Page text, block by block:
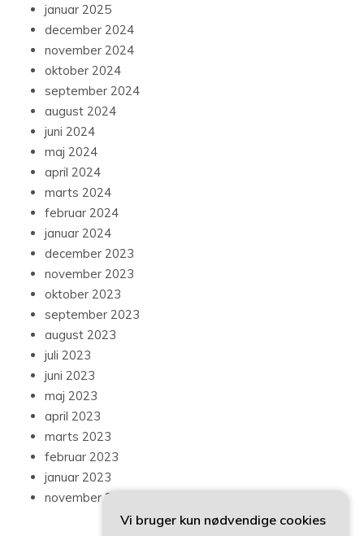
januar 2025
december 2024
november 2024
oktober 2024
september 2024
august 2024
juni 2024
maj 2024
april 2024
marts 2024
februar 2024
januar 2024
december 2023
november 2023
oktober 2023
september 2023
august 2023
juli 2023
juni 2023
maj 2023
april 2023
marts 2023
februar 2023
januar 2023
november 2022
Vi bruger kun nødvendige cookies